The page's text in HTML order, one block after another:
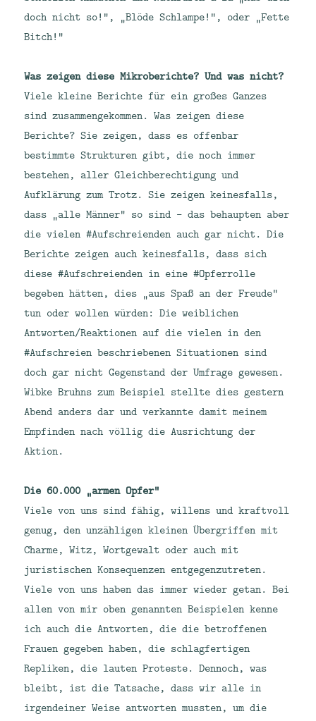
doch nicht so!“, „Blöde Schlampe!“, oder „Fette
Bitch!“
Was zeigen diese Mikroberichte? Und was nicht?
Viele kleine Berichte für ein großes Ganzes
sind zusammengekommen. Was zeigen diese
Berichte? Sie zeigen, dass es offenbar
bestimmte Strukturen gibt, die noch immer
bestehen, aller Gleichberechtigung und
Aufklärung zum Trotz. Sie zeigen keinesfalls,
dass „alle Männer“ so sind – das behaupten aber
die vielen #Aufschreienden auch gar nicht. Die
Berichte zeigen auch keinesfalls, dass sich
diese #Aufschreienden in eine #Opferrolle
begeben hätten, dies „aus Spaß an der Freude“
tun oder wollen würden: Die weiblichen
Antworten/Reaktionen auf die vielen in den
#Aufschreien beschriebenen Situationen sind
doch gar nicht Gegenstand der Umfrage gewesen.
Wibke Bruhns zum Beispiel stellte dies gestern
Abend anders dar und verkannte damit meinem
Empfinden nach völlig die Ausrichtung der
Aktion.
Die 60.000 „armen Opfer“
Viele von uns sind fähig, willens und kraftvoll
genug, den unzähligen kleinen Übergriffen mit
Charme, Witz, Wortgewalt oder auch mit
juristischen Konsequenzen entgegenzutreten.
Viele von uns haben das immer wieder getan. Bei
allen von mir oben genannten Beispielen kenne
ich auch die Antworten, die die betroffenen
Frauen gegeben haben, die schlagfertigen
Repliken, die lauten Proteste. Dennoch, was
bleibt, ist die Tatsache, dass wir alle in
irgendeiner Weise antworten mussten, um die